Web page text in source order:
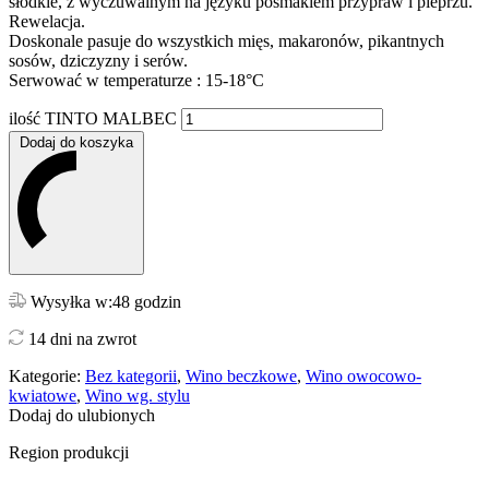
Rewelacja.
Doskonale pasuje do wszystkich mięs, makaronów, pikantnych
sosów, dziczyzny i serów.
Serwować w temperaturze : 15-18°C
ilość TINTO MALBEC
Dodaj do koszyka
Wysyłka w:48 godzin
14 dni na zwrot
Kategorie: Bez kategorii, Wino beczkowe, Wino owocowo-
kwiatowe, Wino wg. stylu
Dodaj do ulubionych
Region produkcji